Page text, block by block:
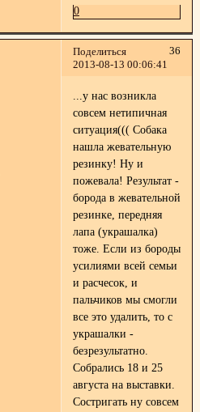
0
Поделиться
36
2013-08-13 00:06:41
...у нас возникла
совсем нетипичная
ситуация((( Собака
нашла жевательную
резинку! Ну и
пожевала! Результат -
борода в жевательной
резинке, передняя
лапа (украшалка)
тоже. Если из бороды
усилиями всей семьи
и расчесок, и
пальчиков мы смогли
все это удалить, то с
украшалки -
безрезультатно.
Собрались 18 и 25
августа на выставки.
Состригать ну совсем